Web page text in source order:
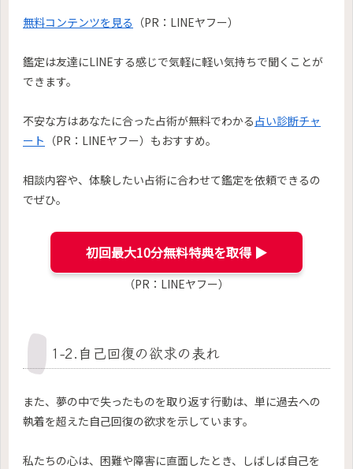
無料コンテンツを見る （PR：LINEヤフー）
鑑定は友達にLINEする感じで気軽に軽い気持ちで聞くことが
できます。
不安な方はあなたに合った占術が無料でわかる占い診断チャ
ート （PR：LINEヤフー）もおすすめ。
相談内容や、体験したい占術に合わせて鑑定を依頼できるの
でぜひ。
初回最大10分無料特典を取得 ▶︎
（PR：LINEヤフー）
1-2.自己回復の欲求の表れ
また、夢の中で失ったものを取り返す行動は、単に過去への
執着を超えた自己回復の欲求を示しています。
私たちの心は、困難や障害に直面したとき、しばしば自己を